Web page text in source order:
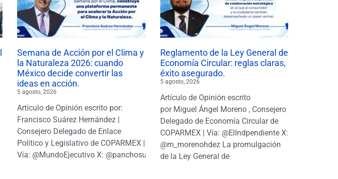
Semana de Acción por el Clima y
la Naturaleza 2026: cuando
México decide convertir las
ideas en acción.
5 agosto, 2026
Artículo de Opinión escrito por:
Francisco Suárez Hernández |
Consejero Delegado de Enlace
Político y Legislativo de COPARMEX |
Vía: @MundoEjecutivo X: @panchosuarezh
Reglamento de la Ley General de
Economía Circular: reglas claras,
éxito asegurado.
5 agosto, 2026
Artículo de Opinión escrito
por Miguel Ángel Moreno , Consejero
Delegado de Economía Circular de
COPARMEX | Vía: @ElIndpendiente X:
@m_morenohdez La promulgación
de la Ley General de